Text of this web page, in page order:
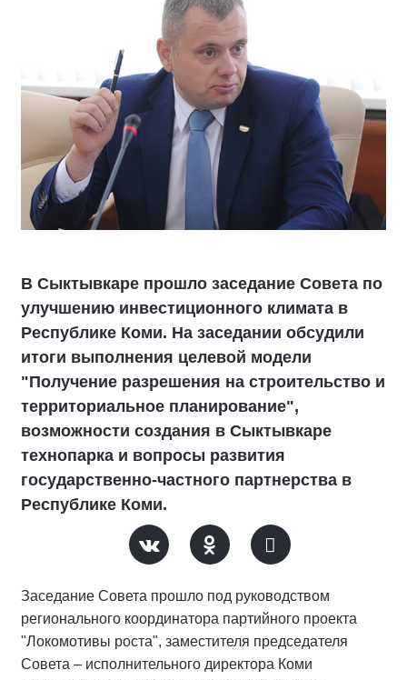
В Сыктывкаре прошло заседание Совета по
улучшению инвестиционного климата в
Республике Коми. На заседании обсудили
итоги выполнения целевой модели
"Получение разрешения на строительство и
территориальное планирование",
возможности создания в Сыктывкаре
технопарка и вопросы развития
государственно-частного партнерства в
Республике Коми.
Заседание Совета прошло под руководством
регионального координатора партийного проекта
"Локомотивы роста", заместителя председателя
Совета – исполнительного директора Коми